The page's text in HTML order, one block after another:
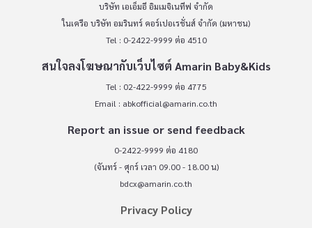
บริษัท เอเอ็มอี อิมเมจิเนทีฟ จำกัด
ในเครือ บริษัท อมรินทร์ คอร์เปอเรชั่นส์ จำกัด (มหาชน)
Tel : 0-2422-9999 ต่อ 4510
สนใจลงโฆษณากับเว็บไซต์ Amarin Baby&Kids
Tel : 02-422-9999 ต่อ 4775
Email : abkofficial@amarin.co.th
Report an issue or send feedback
0-2422-9999 ต่อ 4180
(จันทร์ - ศุกร์ เวลา 09.00 - 18.00 น)
bdcx@amarin.co.th
Privacy Policy